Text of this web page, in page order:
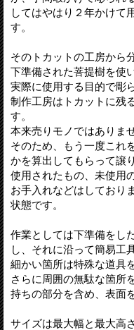
してはやはり２年かけて
す。
そのトカットの工房から
下準備された菩提樹を使い
実際に使用する目的で彫
制作工房はトカットに残
す。
本来売りモノではありま
そのため、もう一度これ
かを算出してもらって譲
使用されたもの、未使用
お手入れなどはしており
状態です。
作業としては下準備をし
し、それに沿って簡易工
細かい箇所は特殊な道具
さらに周囲の無駄な箇所
持ちの部分を含め、表面
サイズは最大幅と最大高